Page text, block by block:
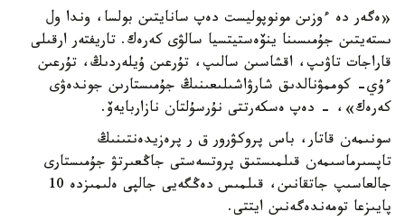
«ەگەر دە ءوزىن مونوپوليست دەپ سانايتىن بولسا، وندا ول
ىستەيتىن جۇمىسىنا ينۆەستيتسيا سالۋى كەرەك. تاريفتەر ارقىلى
قاراجات تاۋىپ، اقشاسىن سالىپ، تۇرعىن ۇيلەردىڭ، تۇرعىن
ءۇي- كوممۋنالدىق شارۋاشىلىعىنىڭ جۇمىستارىن جوندەۋى
كەرەك»، - دەپ ەسكەرتتى نۇرسۇلتان نازاربايەۆ.
سونىمەن قاتار، باس پروكۋرور ق ر پرەزيدەنتىنىڭ
تاپسىرماسىمەن قىلمىستىق پروتسەستى جاڭعىرتۋ جۇمىستارى
جالعاسىپ جاتقانىن، قىلمىس دەڭگەيى جالپى ەلىمىزدە 10
پايىزعا تومەندەگەنىن ايتتى.